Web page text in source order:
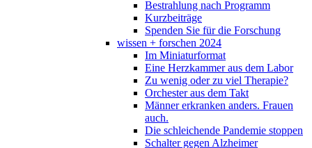
Bestrahlung nach Programm
Kurzbeiträge
Spenden Sie für die Forschung
wissen + forschen 2024
Im Miniaturformat
Eine Herzkammer aus dem Labor
Zu wenig oder zu viel Therapie?
Orchester aus dem Takt
Männer erkranken anders. Frauen
auch.
Die schleichende Pandemie stoppen
Schalter gegen Alzheimer